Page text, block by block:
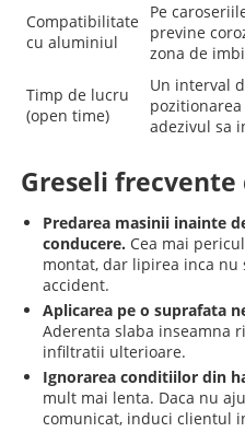
Compatibilitate
cu aluminiul
Pe
previne
zona de
Timp de lucru
(open time)
Un interval
adezivul sa
Greseli
Predarea masinii inainte
conducere. Cea mai
montat, dar lipirea inca
accident.
Aplicarea pe o suprafata
Aderenta slaba inseamna
infiltratii ulterioare.
Ignorarea conditiilor din
mult mai lenta. Daca nu
comunicat, induci clientul